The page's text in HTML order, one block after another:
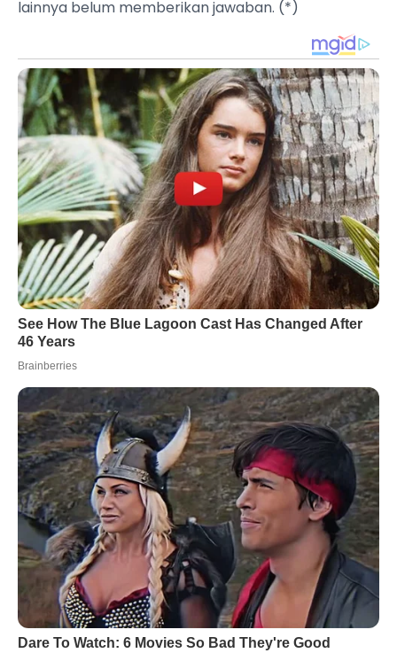
lainnya belum memberikan jawaban. (*)